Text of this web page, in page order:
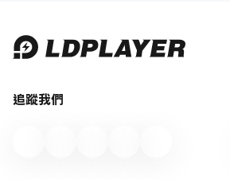
追蹤我們